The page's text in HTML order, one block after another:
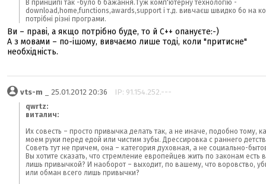
В принципі так -було б бажання.Туж комп'ютерну технологію -
download,home,functions,awards,support і т.д. вивчаєш швидко бо на
потрібні різні програми.
Ви – праві, а якщо потрібно буде, то й С++ опануєте:-)
А з мовами – по-ішому, вивчаємо лише тоді, коли "притисне"
необхідність.
vts-m _ 25.01.2012 20:36 IP: 91.154.252.---
qwrtz:
виталич:
Их совесть – просто привычка делать так, а не иначе, подобно тому,
моем руки перед едой или чистим зубы. Дрессировка с раннего
Советь тут не причем, она – категория духовная, а не социально-
Вы хотите сказать, что стремление европейцев жить по законам есть
лишь привычкой? И наоборот – выходит, по вашему, что воровство,
или обман всего лишь привычки?